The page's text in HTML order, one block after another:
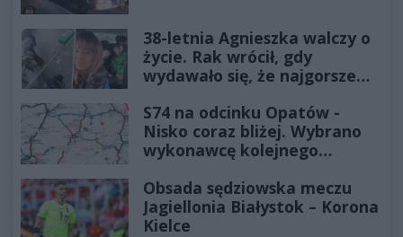
38-letnia Agnieszka walczy o
życie. Rak wrócił, gdy
wydawało się, że najgorsze
S74 na odcinku Opatów -
Nisko coraz bliżej. Wybrano
wykonawcę kolejnego
Obsada sędziowska meczu
Jagiellonia Białystok – Korona
Kielce